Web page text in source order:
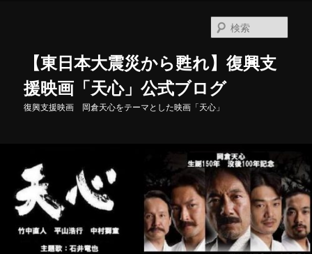
【東日本大震災から甦れ】復興支
援映画「天心」公式ブログ
復興支援映画 岡倉天心をテーマとした映画「天心」
索